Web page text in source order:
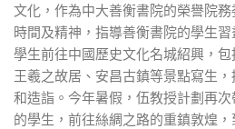
文化，作為中大善衡書院的榮譽院
時間及精神，指導善衡書院的學生
學生前往中國歷史文化名城紹興，
王羲之故居、安昌古鎮等景點寫生
和造詣。今年暑假，伍教授計劃再
的學生，前往絲綢之路的重鎮敦煌